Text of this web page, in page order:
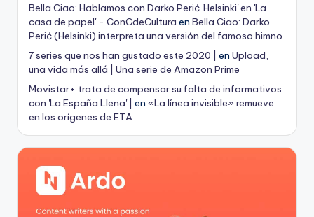
Bella Ciao: Hablamos con Darko Perić 'Helsinki' en 'La
casa de papel' - ConCdeCultura en Bella Ciao: Darko
Perić (Helsinki) interpreta una versión del famoso himno
7 series que nos han gustado este 2020 |
en Upload,
una vida más allá | Una serie de Amazon Prime
Movistar+ trata de compensar su falta de informativos
con 'La España Llena' | en «La línea invisible» remueve
en los orígenes de ETA